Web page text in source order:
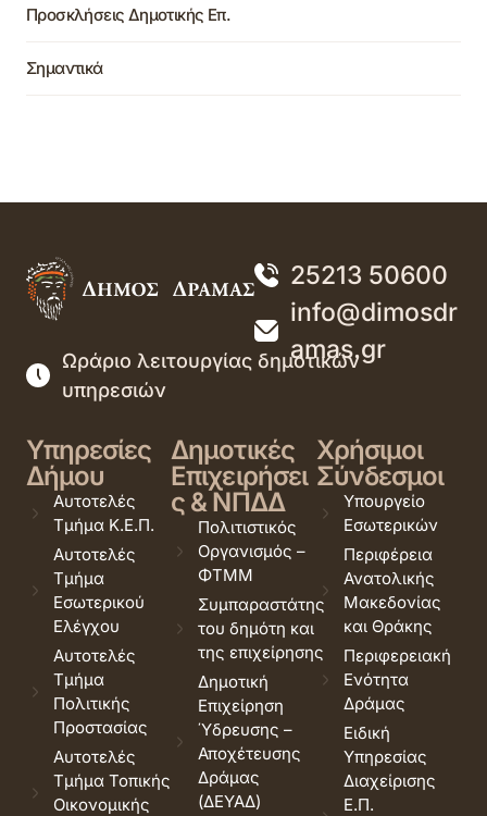
Προσκλήσεις Δημοτικής Επ.
Σημαντικά
25213 50600
info@dimosdr
amas.gr
Ωράριο λειτουργίας δημοτικών
υπηρεσιών
Υπηρεσίες
Δήμου
Αυτοτελές
Τμήμα Κ.Ε.Π.
Αυτοτελές
Τμήμα
Εσωτερικού
Ελέγχου
Αυτοτελές
Τμήμα
Πολιτικής
Προστασίας
Αυτοτελές
Τμήμα Τοπικής
Οικονομικής
Δημοτικές
Επιχειρήσει
ς & ΝΠΔΔ
Πολιτιστικός
Οργανισμός –
ΦΤΜΜ
Συμπαραστάτης
του δημότη και
της επιχείρησης
Δημοτική
Επιχείρηση
Ύδρευσης –
Αποχέτευσης
Δράμας
(ΔΕΥΑΔ)
Χρήσιμοι
Σύνδεσμοι
Υπουργείο
Εσωτερικών
Περιφέρεια
Ανατολικής
Μακεδονίας
και Θράκης
Περιφερειακή
Ενότητα
Δράμας
Ειδική
Υπηρεσίας
Διαχείρισης
Ε.Π.